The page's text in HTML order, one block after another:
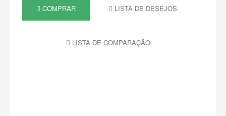
COMPRAR LISTA DE DESEJOS
LISTA DE COMPARAÇÃO